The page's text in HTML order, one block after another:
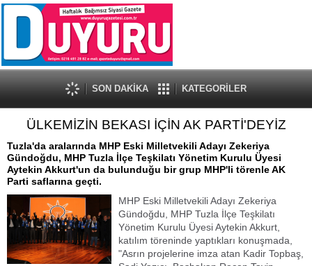
SON DAKİKA KATEGORİLER
ÜLKEMİZİN BEKASI İÇİN AK PARTİ'DEYİZ
Tuzla'da aralarında MHP Eski Milletvekili Adayı Zekeriya
Gündoğdu, MHP Tuzla İlçe Teşkilatı Yönetim Kurulu Üyesi
Aytekin Akkurt'un da bulunduğu bir grup MHP'li törenle AK
Parti saflarına geçti.
MHP Eski Milletvekili Adayı Zekeriya
Gündoğdu, MHP Tuzla İlçe Teşkilatı
Yönetim Kurulu Üyesi Aytekin Akkurt,
katılım töreninde yaptıkları konuşmada,
"Asrın projelerine imza atan Kadir Topbaş,